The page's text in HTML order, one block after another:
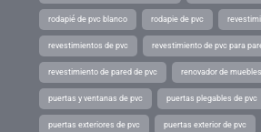
rodapié de pvc blanco rodapie de pvc
revestimientos de pvc revestimiento de pvc para
revestimiento de pared de pvc renovador de
puertas y ventanas de pvc puertas plegables de pvc
puertas exteriores de pvc puertas exterior de pvc